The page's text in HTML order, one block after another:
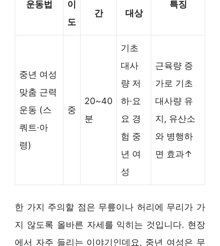
운동법
이
도
간
대상
특징
중년 여성
맞춤 근력
운동 (스
쿼트·아
령)
중
20~40
분
기초
대사
량 저
하·요
요 경
험 중
년 여
성
근육량 증
가로 기초
대사량 유
지, 유산소
와 병행하
면 효과↑
한 가지 주의할 점은 무릎이나 허리에 무리가 가
지 않도록 올바른 자세를 익히는 것입니다. 현장
에서 자주 들리는 이야기인데요, 중년 여성은 무